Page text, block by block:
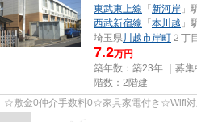
東武東上線 「 新河岸 」
西武新宿線 「 本川越 」
埼玉県川越市岸町 ２丁
7.2万円
築年数：築23年 ｜募集
階数：2階建
☆敷金0仲介手数料0☆家具家電付き☆Wifi